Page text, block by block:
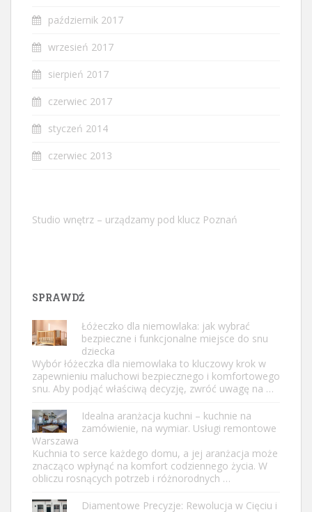
październik 2017
wrzesień 2017
sierpień 2017
czerwiec 2017
styczeń 2014
czerwiec 2013
Studio wnętrz – urządzamy pod klucz Poznań
SPRAWDŹ
Łóżeczko dla niemowlaka: jak wybrać
bezpieczne i funkcjonalne miejsce do snu
dziecka
Wybór łóżeczka dla niemowlaka to kluczowy krok w
zapewnieniu maluchowi bezpiecznego i komfortowego
snu. Aby podjąć właściwą decyzję, zwróć uwagę na …
Idealna aranżacja kuchni – kuchnie na
zamówienie, na wymiar. Usługi remontowe
Warszawa
Kuchnia to serce każdego domu, a jej aranżacja może
znacząco wpłynąć na komfort codziennego życia. W
obliczu rosnących potrzeb i różnorodnych …
Diamentowe Precyzje: Rewolucja w Cięciu i